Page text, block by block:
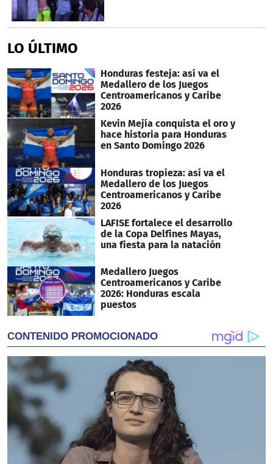
LO ÚLTIMO
Honduras festeja: así va el
Medallero de los Juegos
Centroamericanos y Caribe
2026
Kevin Mejía conquista el oro y
hace historia para Honduras
en Santo Domingo 2026
Honduras tropieza: así va el
Medallero de los Juegos
Centroamericanos y Caribe
2026
LAFISE fortalece el desarrollo
de la Copa Delfines Mayas,
una fiesta para la natación
Medallero Juegos
Centroamericanos y Caribe
2026: Honduras escala
puestos